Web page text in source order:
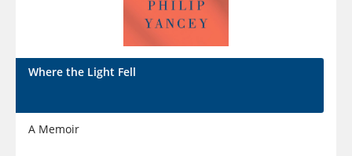
Where the Light Fell
A Memoir